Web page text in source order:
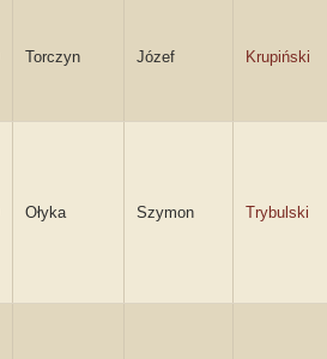
Torczyn Józef Krupiński
Ołyka Szymon Trybulski